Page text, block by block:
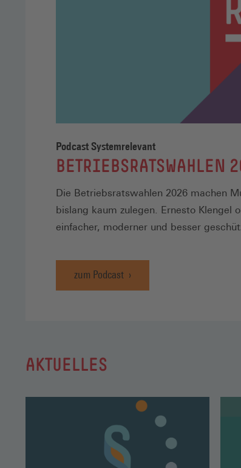
Podcast Systemrelevant
:
BETRIEBSRATSWAHLEN
Die Betriebsratswahlen 2026 machen
bislang kaum zulegen. Ernesto
einfacher, moderner und besser
zum Podcast
AKTUELLES